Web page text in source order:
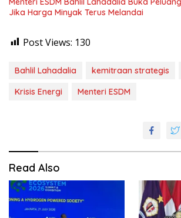
Jika Harga Minyak Terus Melandai
Post Views: 130
Bahlil Lahadalia kemitraan strategis
Krisis Energi
Menteri ESDM
Read Also